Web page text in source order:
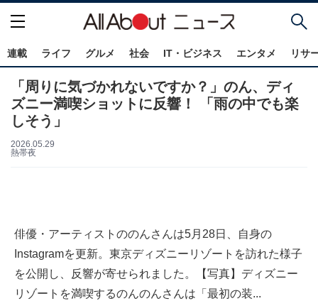
連載 ライフ グルメ 社会 IT・ビジネス エンタメ リサ
「周りに気づかれないですか？」のん、ディ
ズニー満喫ショットに反響！ 「雨の中でも楽
しそう」
2026.05.29
熱帯夜
俳優・アーティストののんさんは5月28日、自身の
Instagramを更新。東京ディズニーリゾートを訪れた様子
を公開し、反響が寄せられました。【写真】ディズニー
リゾートを満喫するのんのんさんは「最初の装...